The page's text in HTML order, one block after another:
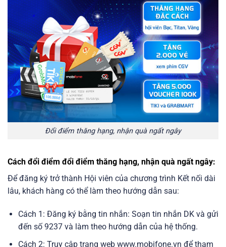
Đổi điểm thăng hạng, nhận quà ngất ngây
Cách đổi điểm đổi điểm thăng hạng, nhận quà ngất ngây:
Để đăng ký trở thành Hội viên của chương trình Kết nối dài
lâu, khách hàng có thể làm theo hướng dẫn sau:
Cách 1: Đăng ký bằng tin nhắn: Soạn tin nhắn DK và gửi
đến số 9237 và làm theo hướng dẫn của hệ thống.
Cách 2: Truy cập trang web www.mobifone.vn để tham